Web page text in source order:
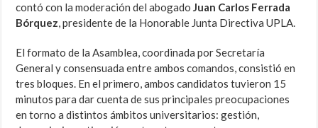
contó con la moderación del abogadoJuan Carlos Ferrada
Bórquez, presidente de la Honorable Junta Directiva UPLA.
El formato de la Asamblea, coordinada por Secretaría
General y consensuada entre ambos comandos, consistió en
tres bloques. En el primero, ambos candidatos tuvieron 15
minutos para dar cuenta de sus principales preocupaciones
en torno a distintos ámbitos universitarios: gestión,